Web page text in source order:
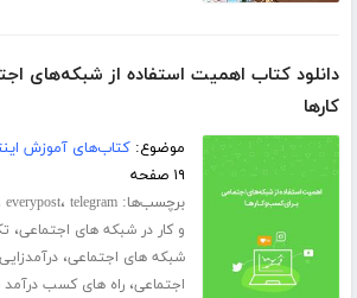
دانلود کتاب اهمیت استفاده از شبکه‌های
کارها
موضوع:کتاب‌های آموزش
۱۹ صفحه
برچسب‌ها:
everypost، telegram
و کار در شبکه های اجتماعی،
شبکه های اجتماعی،
اجتماعی،راه های کسب